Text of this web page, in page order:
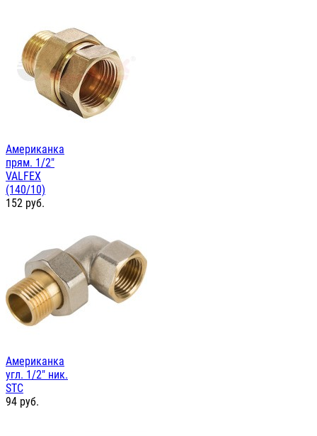
Американка
прям. 1/2"
VALFEX
(140/10)
152 руб.
Американка
угл. 1/2" ник.
STC
94 руб.